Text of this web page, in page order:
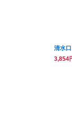
清水
3,854